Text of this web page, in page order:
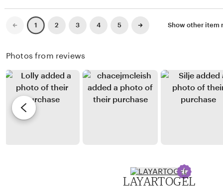
u
n
y
i
N
d
r
u
e
y
T
a
s
e
i
Previous
page
1 2 3 4 5
Next
page
Show other item
Photos from reviews
LAYARTOGEL